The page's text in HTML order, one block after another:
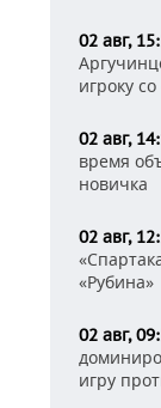
02 авг,
игроку
02 авг,
время
новичка
02 авг,
«Рубина»
02 авг,
игру